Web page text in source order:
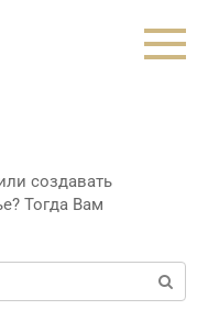
создавать
Тогда Вам